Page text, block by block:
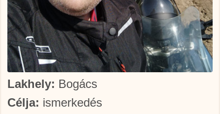
Lakhely: Bogács
Célja: ismerkedés